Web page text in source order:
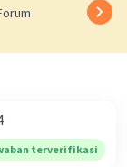
terverifikasi